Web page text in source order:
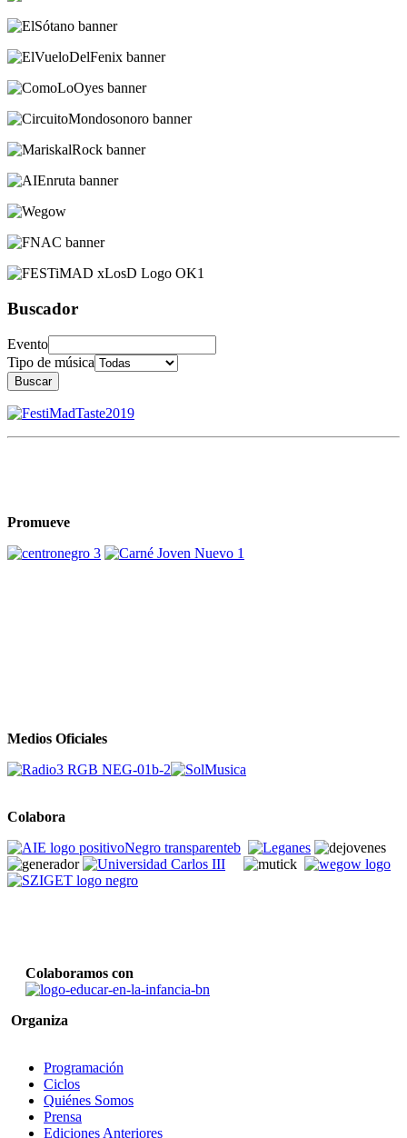
Buscador
Evento
Tipo de música
Buscar
Promueve
Medios Oficiales
Colabora
Colaboramos con
Organiza
Programación
Ciclos
Quiénes Somos
Prensa
Ediciones Anteriores